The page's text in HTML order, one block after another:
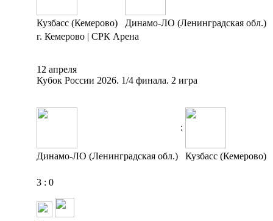
Кузбасс (Кемерово)
Динамо-ЛО (Ленинградская обл.)
г. Кемерово | СРК Арена
12 апреля
Кубок России 2026. 1/4 финала. 2 игра
:
Динамо-ЛО (Ленинградская обл.) Кузбасс (Кемерово)
3 : 0